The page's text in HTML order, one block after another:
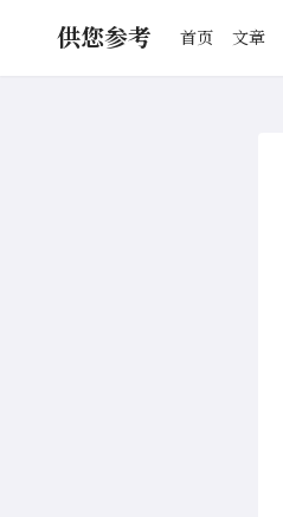
供您参考 首页 文章